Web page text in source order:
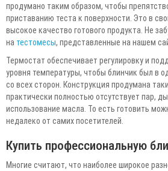
продумано таким образом, чтобы
приставанию теста к поверхности. Это в
высокое качество готового продукта. Не
на тестомесы, представленные на нашем
Термостат обеспечивает регулировку и
уровня температуры, чтобы блинчик был в
со всех сторон. Конструкция продумана
практически полностью отсутствует пар,
использование масла. То есть готовить
недалеко от самих посетителей.
Купить профессиональную
Многие считают, что наиболее широкое